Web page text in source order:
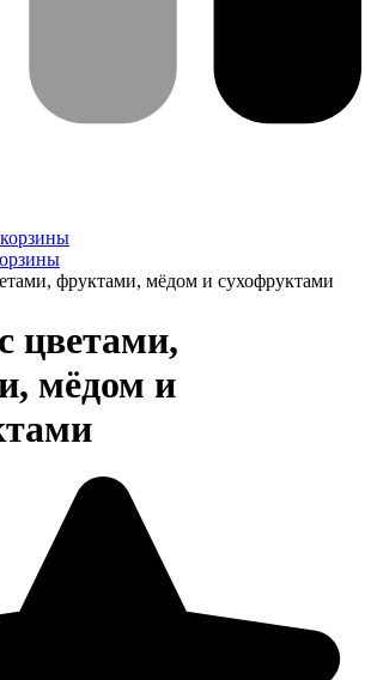
фруктами, мёдом и сухофруктами
цветами,
мёдом и